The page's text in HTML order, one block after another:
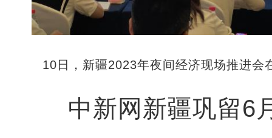
10日，新疆2023年夜间经济现场推进
中新网新疆巩留6